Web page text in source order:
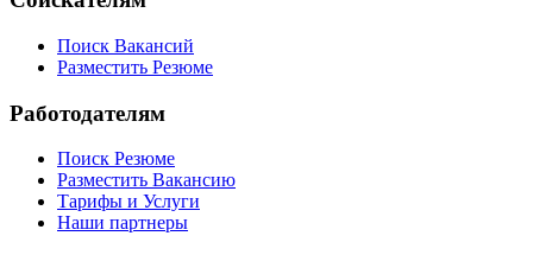
Поиск Вакансий
Разместить Резюме
Работодателям
Поиск Резюме
Разместить Вакансию
Тарифы и Услуги
Наши партнеры